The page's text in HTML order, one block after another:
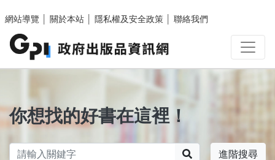
網站導覽
關於本站 隱私權及安全政策 聯絡我們
你想找的好書在這裡！
進階搜尋